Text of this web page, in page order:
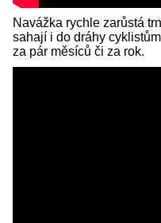
Navážka rychle zarůstá
sahají i do dráhy
za pár měsíců či za rok.